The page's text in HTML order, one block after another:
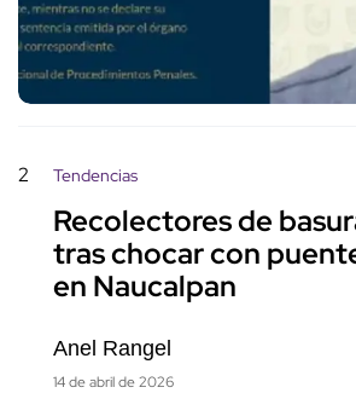
2 Tendencias
Recolectores de
tras chocar con
en Naucalpan
Anel Rangel
14 de abril de 2026